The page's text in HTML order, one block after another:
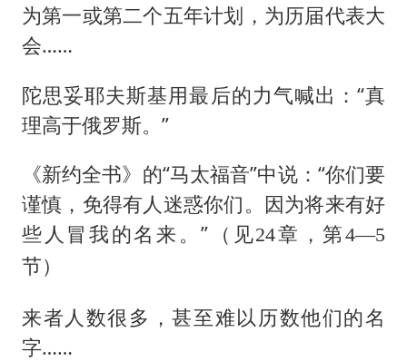
为第一或第二个五年计划，为历届代表大
会……
陀思妥耶夫斯基用最后的力气喊出：“真
理高于俄罗斯。”
《新约全书》的“马太福音”中说：“你们要
谨慎，免得有人迷惑你们。因为将来有好
些人冒我的名来。” （见24章，第4—5
节）
来者人数很多，甚至难以历数他们的名
字……